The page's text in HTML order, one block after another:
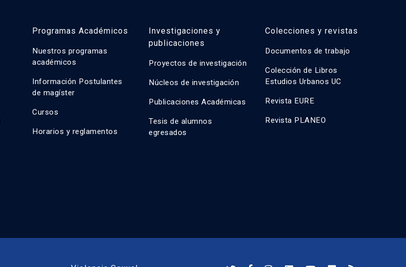
Programas Académicos
Nuestros programas
académicos
Información Postulantes
de magíster
Cursos
Horarios y reglamentos
Investigaciones y
publicaciones
Proyectos de investigación
Núcleos de investigación
Publicaciones Académicas
Tesis de alumnos
egresados
Colecciones y revistas
Documentos de trabajo
Colección de Libros
Estudios Urbanos UC
Revista EURE
Revista PLANEO